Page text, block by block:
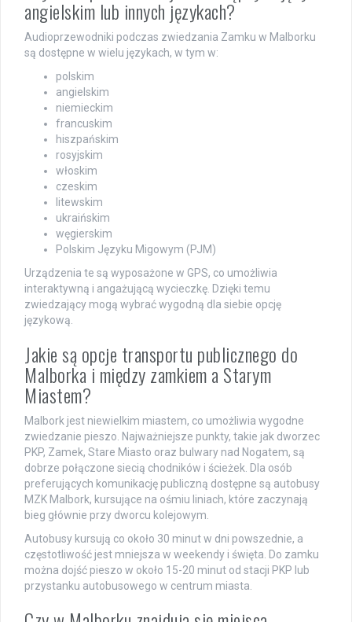
angielskim lub innych językach?
Audioprzewodniki podczas zwiedzania Zamku w Malborku
są dostępne w wielu językach, w tym w:
polskim
angielskim
niemieckim
francuskim
hiszpańskim
rosyjskim
włoskim
czeskim
litewskim
ukraińskim
węgierskim
Polskim Języku Migowym (PJM)
Urządzenia te są wyposażone w GPS, co umożliwia
interaktywną i angażującą wycieczkę. Dzięki temu
zwiedzający mogą wybrać wygodną dla siebie opcję
językową.
Jakie są opcje transportu publicznego do
Malborka i między zamkiem a Starym
Miastem?
Malbork jest niewielkim miastem, co umożliwia wygodne
zwiedzanie pieszo. Najważniejsze punkty, takie jak dworzec
PKP, Zamek, Stare Miasto oraz bulwary nad Nogatem, są
dobrze połączone siecią chodników i ścieżek. Dla osób
preferujących komunikację publiczną dostępne są autobusy
MZK Malbork, kursujące na ośmiu liniach, które zaczynają
bieg głównie przy dworcu kolejowym.
Autobusy kursują co około 30 minut w dni powszednie, a
częstotliwość jest mniejsza w weekendy i święta. Do zamku
można dojść pieszo w około 15-20 minut od stacji PKP lub
przystanku autobusowego w centrum miasta.